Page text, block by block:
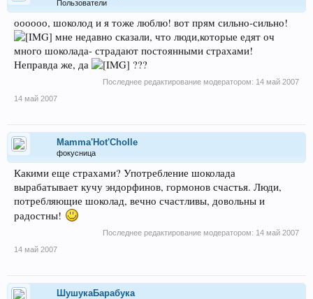
Пользователи
оооооо, шоколод и я тоже люблю! вот прям сильно-сильно!
мне недавно сказали, что люди,которые едят оч
много шоколада- страдают постоянными страхами!
Неправда же, да
???
Последнее редактирование модератором: 14 май 2007
14 май 2007
Mamma'Hot'Cholle
фокусница
Какими еще страхами? Употребление шоколада
вырабатывает кучу эндорфинов, гормонов счастья. Люди,
потребляющие шоколад, вечно счастливы, довольны и
радостны!
Последнее редактирование модератором: 14 май 2007
14 май 2007
ШушукаБарабука